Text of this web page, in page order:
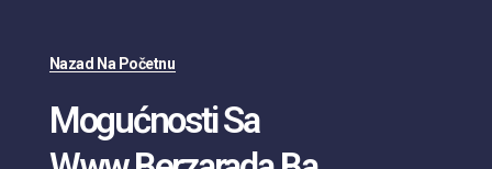
Nazad Na Početnu
Mogućnosti Sa